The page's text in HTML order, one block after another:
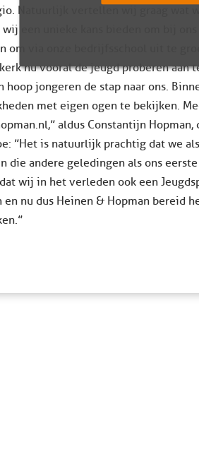
Natuurlijk vertellen wij graag wat
een unieke kans bieden om bij ons
om via onze bedrijfsschool uit te
nu vooral de jeugd proberen aan
jongeren de stap naar ons.
met eigen ogen te bekijken.
aldus Constantijn Hopman,
”Het is natuurlijk prachtig dat we als
die andere geledingen als ons
wij in het verleden ook een
nu dus Heinen & Hopman bereid